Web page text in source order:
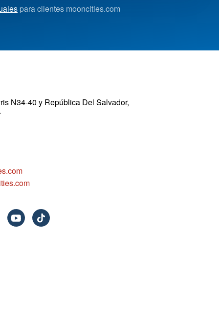
para clientes mooncities.com
N34-40 y República Del Salvador,